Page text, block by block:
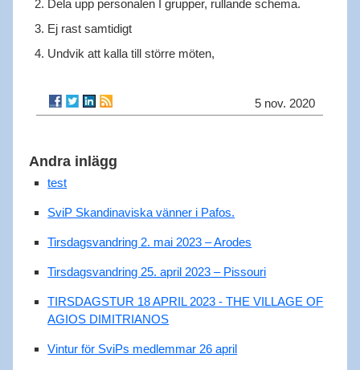
Dela upp personalen I grupper, rullande schema.
Ej rast samtidigt
Undvik att kalla till större möten,
5 nov. 2020
Andra inlägg
test
SviP Skandinaviska vänner i Pafos.
Tirsdagsvandring 2. mai 2023 – Arodes
Tirsdagsvandring 25. april 2023 – Pissouri
TIRSDAGSTUR 18 APRIL 2023 - THE VILLAGE OF
AGIOS DIMITRIANOS
Vintur för SviPs medlemmar 26 april